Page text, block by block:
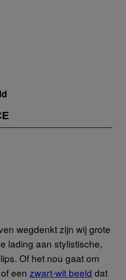
wegdenkt zijn wij grote
lading aan stylistische,
Of het nou gaat om
of een zwart-wit beeld dat